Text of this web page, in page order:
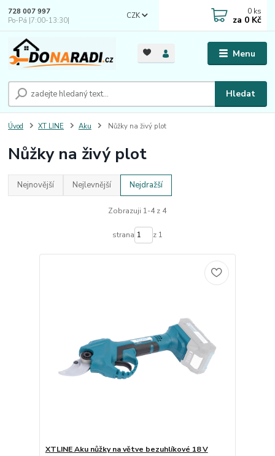
Menu
CZK
Hledat
728 007 997
Po-Pá |7:00-13:30|
0 ks
za 0 Kč
Úvod XT LINE Aku Nůžky na živý plot
Nůžky na živý plot
Nejnovější Nejlevnější Nejdražší
Zobrazuji 1-4 z 4
strana z 1
XTLINE Aku nůžky na větve bezuhlíkové 18 V